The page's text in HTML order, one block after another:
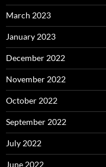
March 2023
January 2023
December 2022
November 2022
October 2022
September 2022
July 2022
June 2022